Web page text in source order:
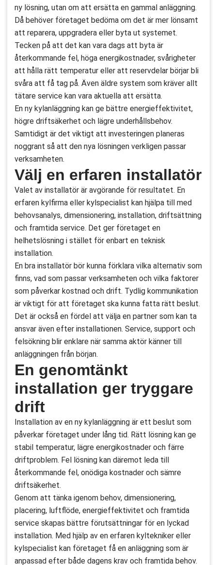
ny lösning, utan om att ersätta en gammal anläggning.
Då behöver företaget bedöma om det är mer lönsamt
att reparera, uppgradera eller byta ut systemet.
Tecken på att det kan vara dags att byta är
återkommande fel, höga energikostnader, svårigheter
att hålla rätt temperatur eller att reservdelar börjar bli
svåra att få tag på. Även äldre system som kräver allt
tätare service kan vara aktuella att ersätta.
En ny kylanläggning kan ge bättre energieffektivitet,
högre driftsäkerhet och lägre underhållsbehov.
Samtidigt är det viktigt att investeringen planeras
noggrant så att den nya lösningen verkligen passar
verksamheten.
Välj en erfaren installatör
Valet av installatör är avgörande för resultatet. En
erfaren kylfirma eller kylspecialist kan hjälpa till med
behovsanalys, dimensionering, installation, driftsättning
och framtida service. Det ger företaget en
helhetslösning i stället för enbart en teknisk
installation.
En bra installatör bör kunna förklara vilka alternativ som
finns, vad som passar verksamheten och vilka faktorer
som påverkar kostnad och drift. Tydlig kommunikation
är viktigt för att företaget ska kunna fatta rätt beslut.
Det är också en fördel att välja en partner som kan ta
ansvar även efter installationen. Service, support och
felsökning blir enklare när samma aktör känner till
anläggningen från början.
En genomtänkt
installation ger tryggare
drift
Installation av en ny kylanläggning är ett beslut som
påverkar företaget under lång tid. Rätt lösning kan ge
stabil temperatur, lägre energikostnader och färre
driftproblem. Fel lösning kan däremot leda till
återkommande fel, onödiga kostnader och sämre
driftsäkerhet.
Genom att tänka igenom behov, dimensionering,
placering, luftflöde, energieffektivitet och framtida
service skapas bättre förutsättningar för en lyckad
installation. Med hjälp av en erfaren kyltekniker eller
kylspecialist kan företaget få en anläggning som är
anpassad efter både dagens krav och framtida behov.